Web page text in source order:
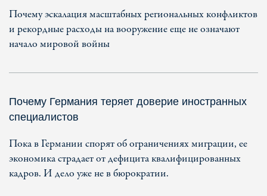
Почему эскалация масштабных региональных конфликтов
и рекордные расходы на вооружение еще не означают
начало мировой войны
Почему Германия теряет доверие иностранных
специалистов
Пока в Германии спорят об ограничениях миграции, ее
экономика страдает от дефицита квалифицированных
кадров. И дело уже не в бюрократии.